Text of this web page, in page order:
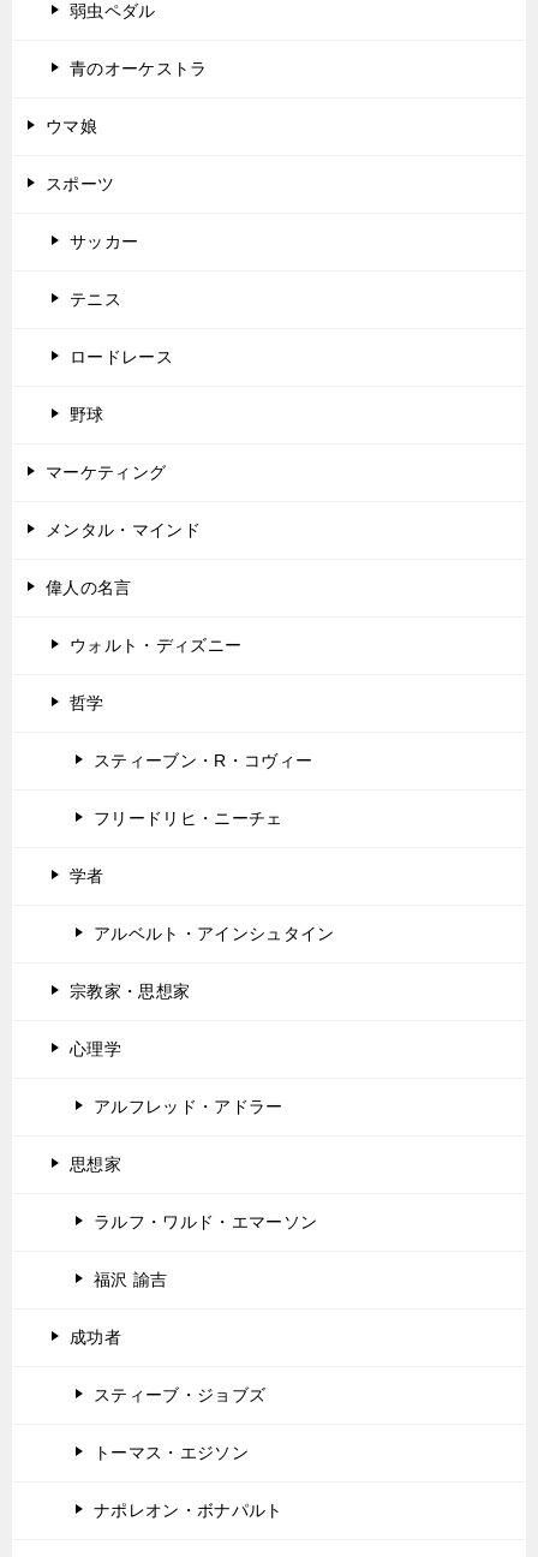
弱虫ペダル
青のオーケストラ
ウマ娘
スポーツ
サッカー
テニス
ロードレース
野球
マーケティング
メンタル・マインド
偉人の名言
ウォルト・ディズニー
哲学
スティーブン・R・コヴィー
フリードリヒ・ニーチェ
学者
アルベルト・アインシュタイン
宗教家・思想家
心理学
アルフレッド・アドラー
思想家
ラルフ・ワルド・エマーソン
福沢 諭吉
成功者
スティーブ・ジョブズ
トーマス・エジソン
ナポレオン・ボナパルト